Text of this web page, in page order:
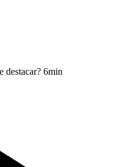
destacar? 6min